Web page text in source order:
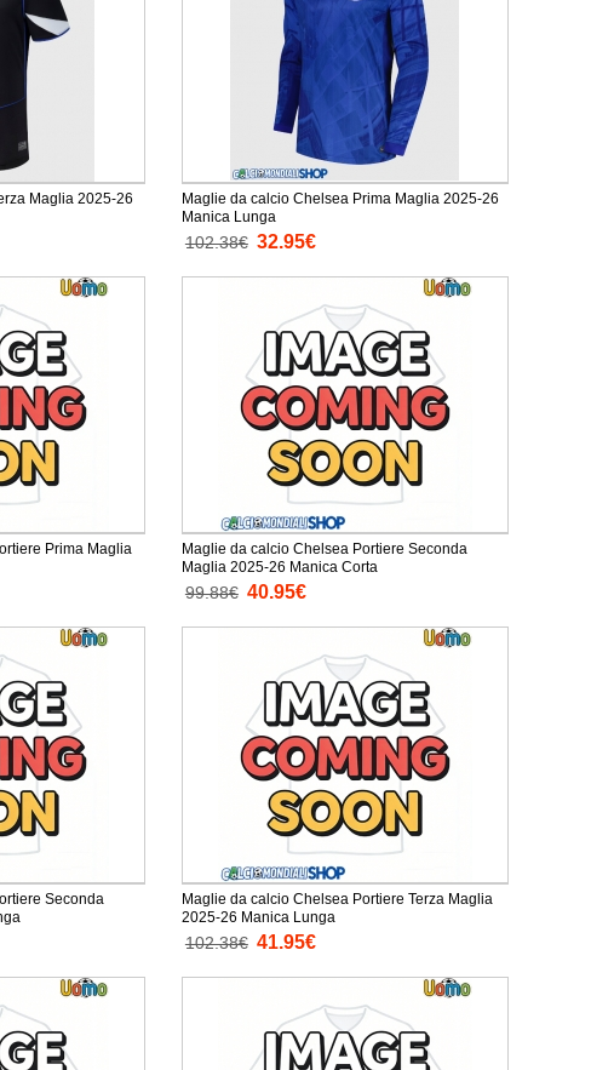
Maglia 2025-26
Maglie da calcio Chelsea Prima Maglia 2025-26
Manica Lunga
102.38€ 32.95€
Prima Maglia
Maglie da calcio Chelsea Portiere Seconda
Maglia 2025-26 Manica Corta
99.88€ 40.95€
Seconda
Maglie da calcio Chelsea Portiere Terza Maglia
2025-26 Manica Lunga
102.38€ 41.95€